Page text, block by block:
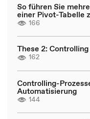
So führen Sie
einer Pivot-Tabelle
166
These 2:
162
Controlling-
Automatisierung
144